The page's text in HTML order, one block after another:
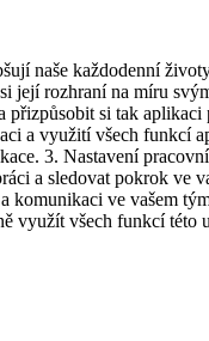
naše každodenní
její rozhraní na míru
si tak
a využití všech funkcí
3. Nastavení
a sledovat pokrok ve
komunikaci ve vašem
využít všech funkcí této